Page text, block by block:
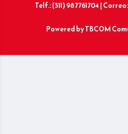
Telf.: (511) 987761704 |
Powered byTBCOM